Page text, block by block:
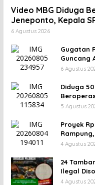
Video MBG Diduga
Jeneponto, Kepala
Buka Suara
6 Agustus 2026
Gugatan
Guncang
6 Agustus
Diduga
Warga
Tambang
5 Agustus
Proyek
Takalar
Disorot
4 Agustus
24
Ilegal
Takalar
4 Agustus